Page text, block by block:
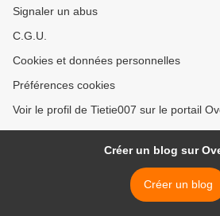
Signaler un abus
C.G.U.
Cookies et données personnelles
Préférences cookies
Voir le profil de Tietie007 sur le portail
Créer un blog sur
Créer un blog